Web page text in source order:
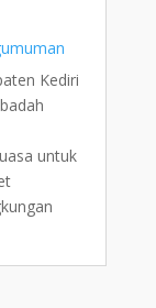
Kediri
untuk